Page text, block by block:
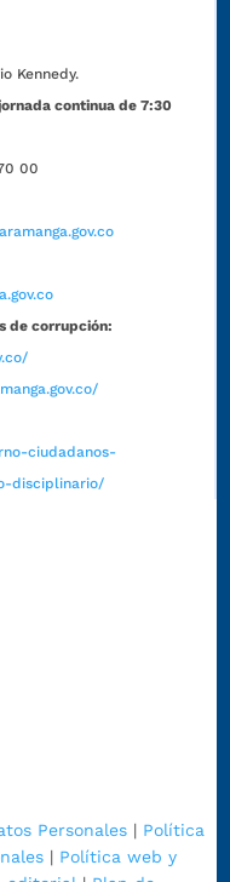
Kennedy.
continua de 7:30
00
de corrupción:
ciudadanos-
disciplinario/
Personales| Política
| Política web y